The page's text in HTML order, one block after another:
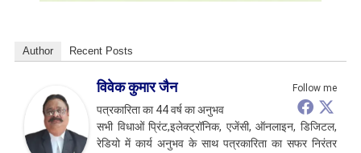
Author Recent Posts
Follow me
विवेक कुमार जैन
पत्रकारिता का 44 वर्ष का अनुभव
सभी विधाओं प्रिंट,इलेक्ट्रॉनिक, एजेंसी, ऑनलाइन, डिजिटल,
रेडियो में कार्य अनुभव के साथ पत्रकारिता का सफर निरंतर